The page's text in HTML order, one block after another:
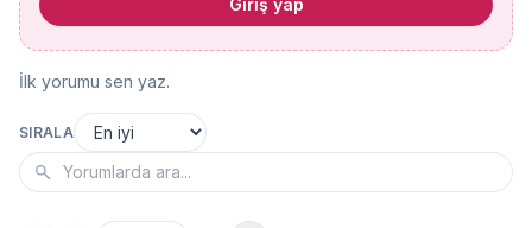
Giriş yap
İlk yorumu sen yaz.
SIRALA